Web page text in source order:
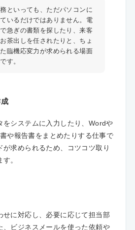
といっても、ただパソコンに
いるだけではありません。電
急ぎの書類を探したり、来客
茶出しを任されたりと、ちょ
臨機応変力が求められる場面
す。
をシステムに入力したり、Wordや
や報告書をまとめたりする仕事で
が求められるため、コツコツ取り
。
せに対応し、必要に応じて担当部
、ビジネスメールを使った依頼や